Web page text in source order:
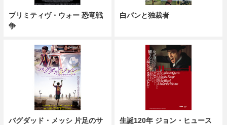
プリミティヴ・ウォー 恐竜戦
争
白パンと独裁者
バグダッド・メッシ 片足のサ
生誕120年 ジョン・ヒュース